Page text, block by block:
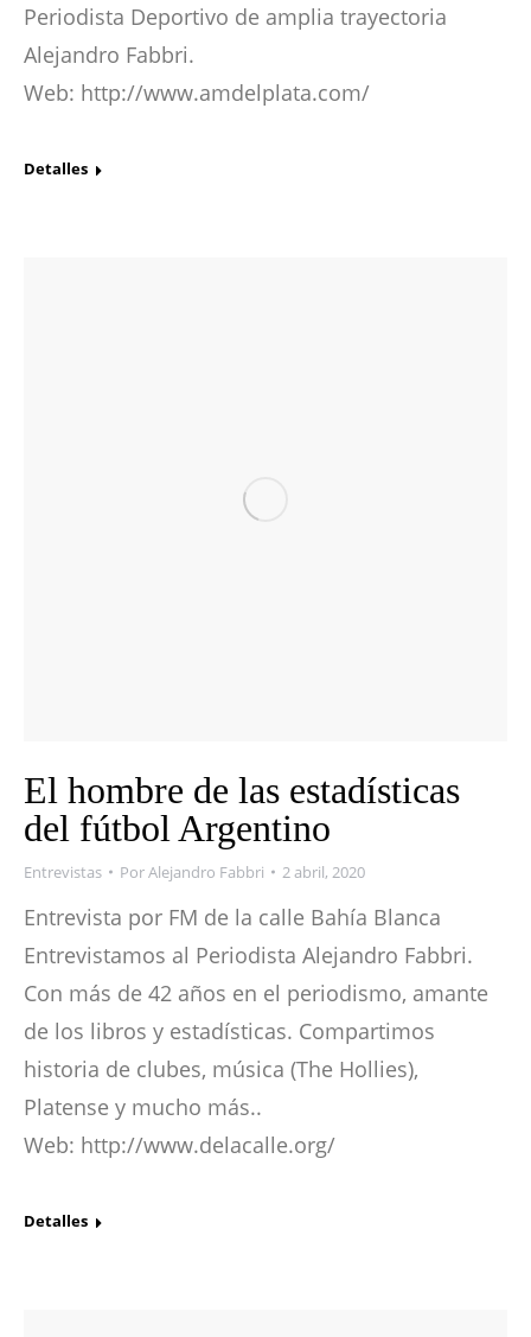
Periodista Deportivo de amplia trayectoria
Alejandro Fabbri.
Web: http://www.amdelplata.com/
Detalles
El hombre de las estadísticas
del fútbol Argentino
Entrevistas PorAlejandro Fabbri 2 abril, 2020
Entrevista por FM de la calle Bahía Blanca
Entrevistamos al Periodista Alejandro Fabbri.
Con más de 42 años en el periodismo, amante
de los libros y estadísticas. Compartimos
historia de clubes, música (The Hollies),
Platense y mucho más..
Web: http://www.delacalle.org/
Detalles